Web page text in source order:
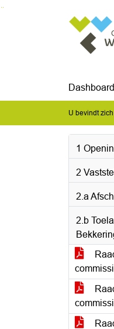
Dashboard
U bevindt
1
2
2.a
2.b